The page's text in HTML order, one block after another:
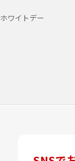
ホワイトデー